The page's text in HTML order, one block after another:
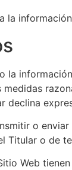
la
la
declina
o
Titular o de
Web